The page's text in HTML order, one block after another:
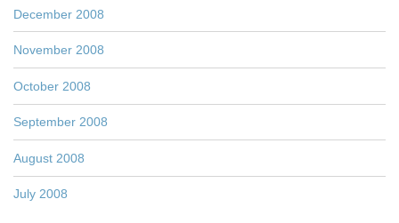
December 2008
November 2008
October 2008
September 2008
August 2008
July 2008